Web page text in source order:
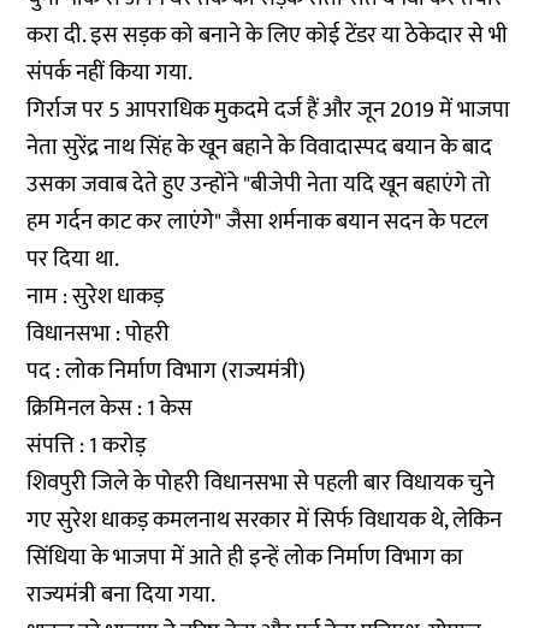
करा दी. इस सड़क को बनाने के लिए कोई टेंडर या ठेकेदार से भी
संपर्क नहीं किया गया.
गिर्राज पर 5 आपराधिक मुकदमे दर्ज हैं और जून 2019 में भाजपा
नेता सुरेंद्र नाथ सिंह के खून बहाने के विवादास्पद बयान के बाद
उसका जवाब देते हुए उन्होंने "बीजेपी नेता यदि खून बहाएंगे तो
हम गर्दन काट कर लाएंगे" जैसा शर्मनाक बयान सदन के पटल
पर दिया था.
नाम : सुरेश धाकड़
विधानसभा : पोहरी
पद : लोक निर्माण विभाग (राज्यमंत्री)
क्रिमिनल केस : 1 केस
संपत्ति : 1 करोड़
शिवपुरी जिले के पोहरी विधानसभा से पहली बार विधायक चुने
गए सुरेश धाकड़ कमलनाथ सरकार में सिर्फ विधायक थे, लेकिन
सिंधिया के भाजपा में आते ही इन्हें लोक निर्माण विभाग का
राज्यमंत्री बना दिया गया.